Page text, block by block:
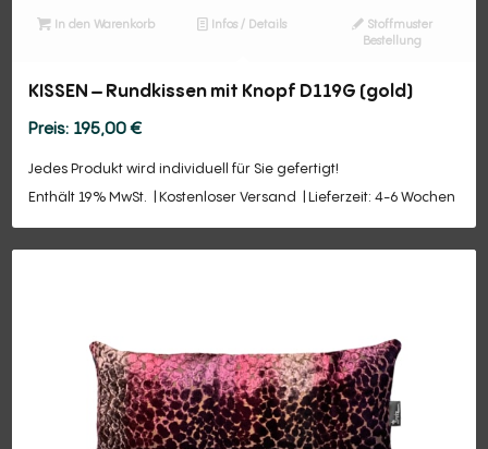
In den Warenkorb Infos / Details
Stoffmuster
Bestellung
KISSEN – Rundkissen mit Knopf D119G (gold)
195,00€
Jedes Produkt wird individuell für Sie gefertigt!
Enthält 19% MwSt.
Kostenloser Versand Lieferzeit: 4-6 Wochen